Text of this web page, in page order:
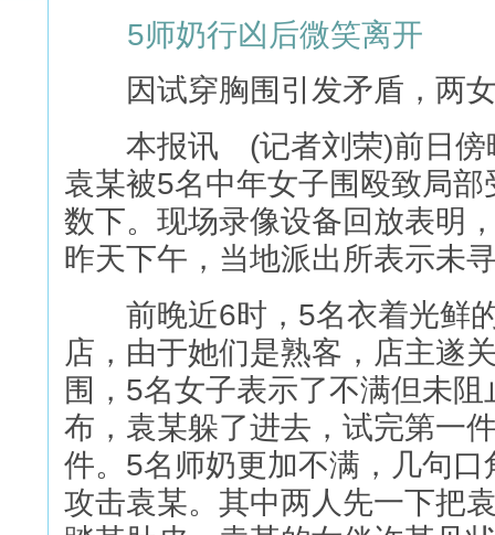
5师奶行凶后微笑离开
因试穿胸围引发矛盾，两女
本报讯 (记者刘荣)前日傍
袁某被5名中年女子围殴致局
数下。现场录像设备回放表明
昨天下午，当地派出所表示未
前晚近6时，5名衣着光鲜的
店，由于她们是熟客，店主遂
围，5名女子表示了不满但未
布，袁某躲了进去，试完第一
件。5名师奶更加不满，几句
攻击袁某。其中两人先一下把